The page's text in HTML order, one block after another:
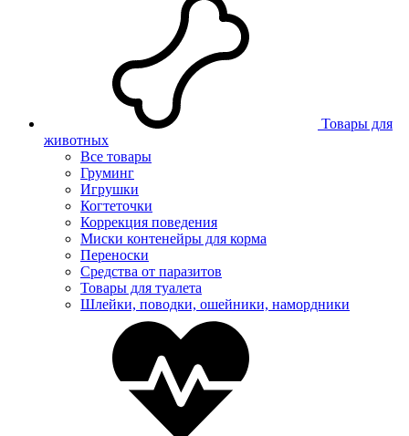
Товары для
животных
Все товары
Груминг
Игрушки
Когтеточки
Коррекция поведения
Миски контенейры для корма
Переноски
Средства от паразитов
Товары для туалета
Шлейки, поводки, ошейники, намордники